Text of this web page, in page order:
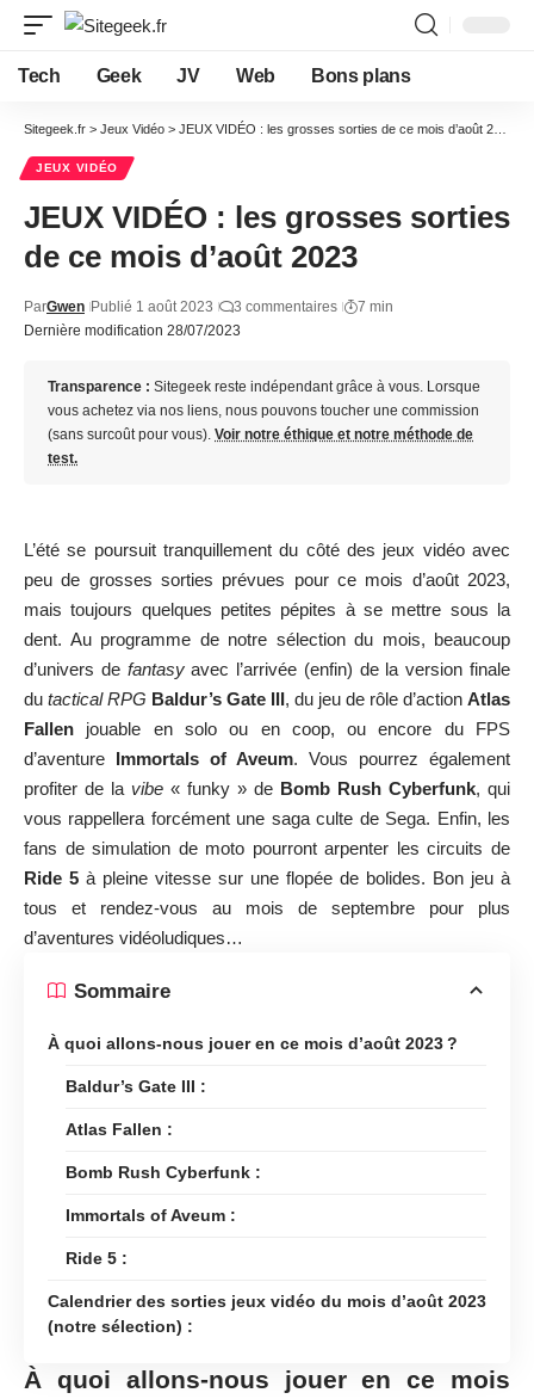
Tech Geek JV Web Bons plans
Sitegeek.fr > Jeux Vidéo > JEUX VIDÉO : les grosses sorties de ce mois d’août 2023
JEUX VIDÉO
JEUX VIDÉO : les grosses sorties
de ce mois d’août 2023
Dernière modification 28/07/2023
ParGwen Publié 1 août 2023 3 commentaires 7 min
Transparence : Sitegeek reste indépendant grâce à vous. Lorsque
vous achetez via nos liens, nous pouvons toucher une commission
(sans surcoût pour vous). Voir notre éthique et notre méthode de
test.
L’été se poursuit tranquillement du côté des jeux vidéo avec
peu de grosses sorties prévues pour ce mois d’août 2023,
mais toujours quelques petites pépites à se mettre sous la
dent. Au programme de notre sélection du mois, beaucoup
d’univers de fantasyavec l’arrivée (enfin) de la version finale
du tactical RPG Baldur’s Gate III, du jeu de rôle d’action Atlas
Fallen jouable en solo ou en coop, ou encore du FPS
d’aventure Immortals of Aveum. Vous pourrez également
profiter de la vibe « funky » de Bomb Rush Cyberfunk, qui
vous rappellera forcément une saga culte de Sega. Enfin, les
fans de simulation de moto pourront arpenter les circuits de
Ride 5 à pleine vitesse sur une flopée de bolides. Bon jeu à
tous et rendez-vous au mois de septembre pour plus
d’aventures vidéoludiques…
Sommaire
À quoi allons-nous jouer en ce mois d’août 2023 ?
Baldur’s Gate III :
Atlas Fallen :
Bomb Rush Cyberfunk :
Immortals of Aveum :
Ride 5 :
Calendrier des sorties jeux vidéo du mois d’août 2023
(notre sélection) :
À quoi allons-nous jouer en ce mois